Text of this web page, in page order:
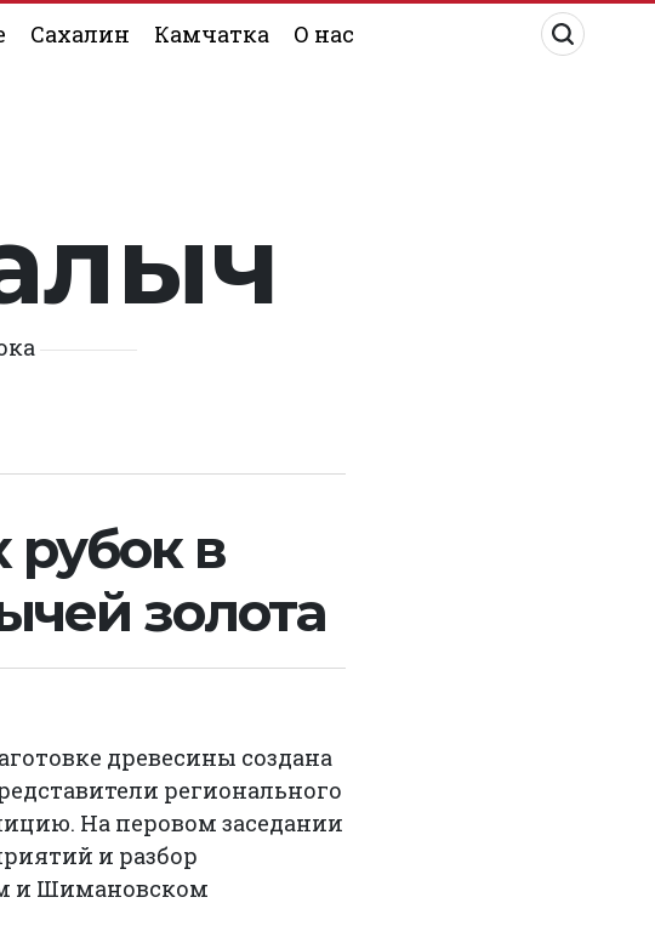
Сахалин Камчатка О нас
рубок в
золота
древесины создана
регионального
На перовом заседании
и разбор
и Шимановском